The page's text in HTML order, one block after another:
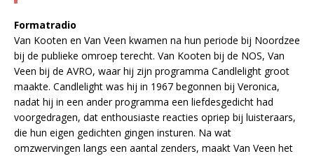
Formatradio
Van Kooten en Van Veen kwamen na hun periode bij Noordzee
bij de publieke omroep terecht. Van Kooten bij de NOS, Van
Veen bij de AVRO, waar hij zijn programma Candlelight groot
maakte. Candlelight was hij in 1967 begonnen bij Veronica,
nadat hij in een ander programma een liefdesgedicht had
voorgedragen, dat enthousiaste reacties opriep bij luisteraars,
die hun eigen gedichten gingen insturen. Na wat
omzwervingen langs een aantal zenders, maakt Van Veen het